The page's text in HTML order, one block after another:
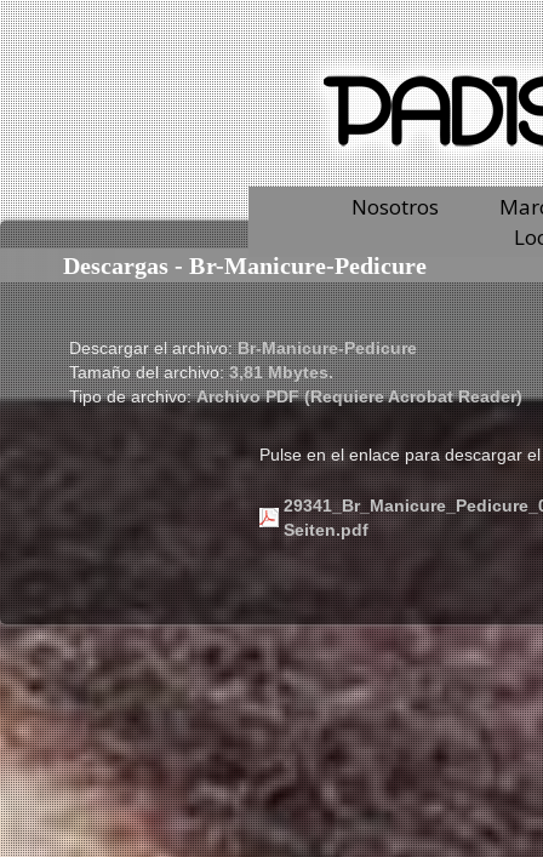
Nosotros
Descargas - Br-Manicure-Pedicure
Descargar el archivo:Br-Manicure-Pedicure
Tamaño del archivo:3,81 Mbytes.
Tipo de archivo:Archivo PDF (Requiere Acrobat Reader)
Pulse en el enlace para descargar
Seiten.pdf